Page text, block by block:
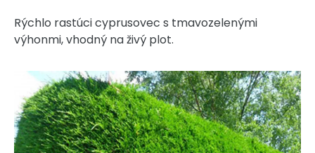
Rýchlo rastúci cyprusovec s tmavozelenými
výhonmi, vhodný na živý plot.